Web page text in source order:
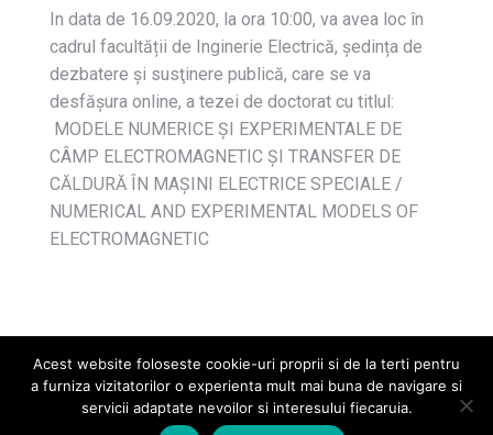
In data de 16.09.2020, la ora 10:00, va avea loc în
cadrul facultății de Inginerie Electrică, ședința de
dezbatere și susţinere publică, care se va
desfășura online, a tezei de doctorat cu titlul:
MODELE NUMERICE ȘI EXPERIMENTALE DE
CÂMP ELECTROMAGNETIC ȘI TRANSFER DE
CĂLDURĂ ÎN MAȘINI ELECTRICE SPECIALE /
NUMERICAL AND EXPERIMENTAL MODELS OF
ELECTROMAGNETIC
Acest website foloseste cookie-uri proprii si de la terti pentru
a furniza vizitatorilor o experienta mult mai buna de navigare si
servicii adaptate nevoilor si interesului fiecaruia.